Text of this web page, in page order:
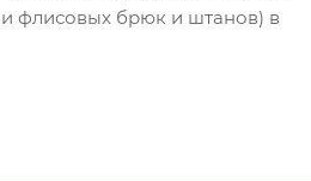
флисовых брюк и штанов) в